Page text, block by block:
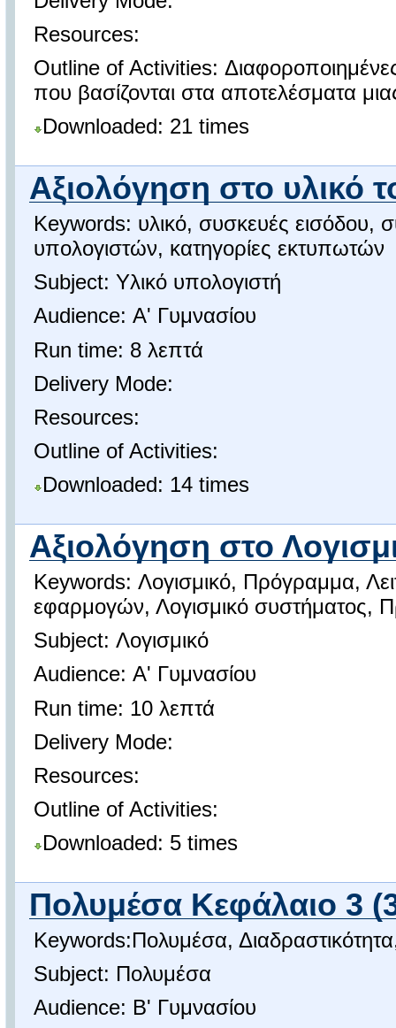
Resources:
Outline of Activities:
που βασίζονται στα αποτελέσματα
Downloaded: 21 times
Αξιολόγηση στο υλικό
Keywords: υλικό, συσκευές εισόδου,
υπολογιστών, κατηγορίες εκτυπωτών
Subject: Υλικό υπολογιστή
Audience: Α' Γυμνασίου
Run time: 8 λεπτά
Delivery Mode:
Resources:
Outline of Activities:
Downloaded: 14 times
Αξιολόγηση στο
Keywords: Λογισμικό, Πρόγραμμα,
εφαρμογών, Λογισμικό συστήματος,
Subject: Λογισμικό
Audience: Α' Γυμνασίου
Run time: 10 λεπτά
Delivery Mode:
Resources:
Outline of Activities:
Downloaded: 5 times
Πολυμέσα Κεφάλαιο 3
Keywords:Πολυμέσα,
Subject: Πολυμέσα
Audience: Β' Γυμνασίου